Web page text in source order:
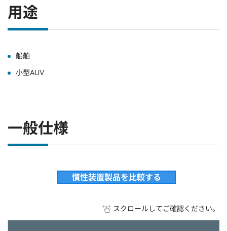
用途
船舶
小型AUV
一般仕様
慣性装置製品を比較する
スクロールしてご確認ください。